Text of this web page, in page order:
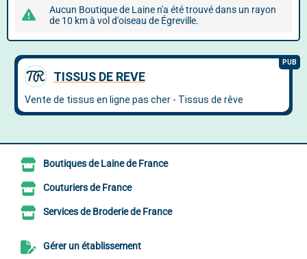
Aucun Boutique de Laine n'a été trouvé dans un rayon
de 10 km à vol d'oiseau de Égreville.
Boutiques de Laine de France
Couturiers de France
Services de Broderie de France
Gérer un établissement